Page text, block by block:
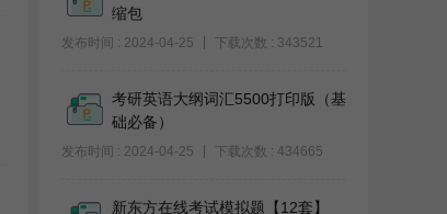
缩包
发布时间 : 2024-04-25 下载次数 : 343521
考研英语大纲词汇5500打印版（基
础必备）
发布时间 : 2024-04-25 下载次数 : 434665
新东方在线考试模拟题【12套】